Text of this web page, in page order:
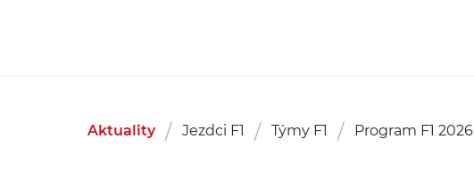
Aktuality Jezdci F1 Týmy F1 Program F1 2026